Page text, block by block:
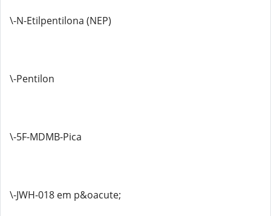
\-N-Etilpentilona (NEP)
\-Pentilon
\-5F-MDMB-Pica
\-JWH-018 em p&oacute;